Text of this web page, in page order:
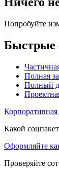
Попробуйте
Быстрые
Полная
Полный
Какой
Оформляйте
Проверяйте